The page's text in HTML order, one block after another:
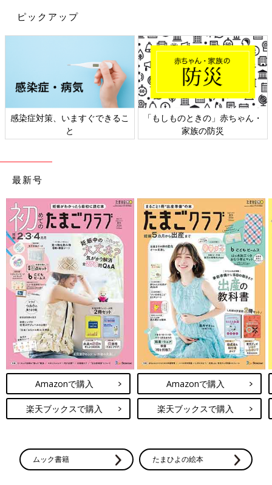
ピックアップ
日本外来小児科学会リーフレッ
ト検討会
六星占術 細木かおりさんの人
相談
最新号
Amazonで購入
楽天ブックスで購入
Amazonで購入
楽天ブックスで購入
ムック書籍 たまひよの絵本